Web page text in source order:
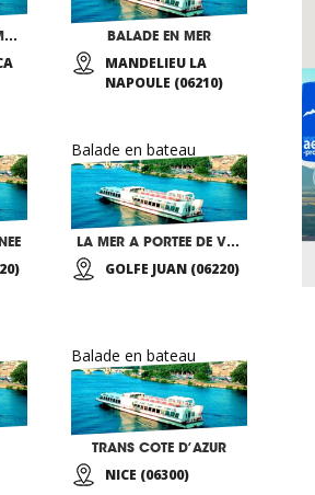
TRANSPORTS MARITIMES THEOULIENS BALADE EN MER
MANDELIEU LA
NAPOULE (06210)
Balade en bateau
LA MER A PORTEE DE VOILES
GOLFE JUAN (06220)
Balade en bateau
TRANS COTE D’AZUR
NICE (06300)